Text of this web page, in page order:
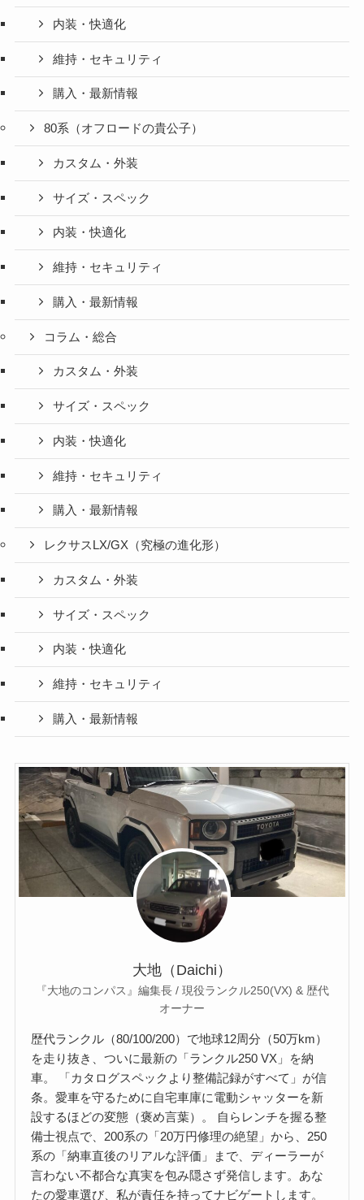
内装・快適化
維持・セキュリティ
購入・最新情報
80系（オフロードの貴公子）
カスタム・外装
サイズ・スペック
内装・快適化
維持・セキュリティ
購入・最新情報
コラム・総合
カスタム・外装
サイズ・スペック
内装・快適化
維持・セキュリティ
購入・最新情報
レクサスLX/GX（究極の進化形）
カスタム・外装
サイズ・スペック
内装・快適化
維持・セキュリティ
購入・最新情報
大地（Daichi）
『大地のコンパス』編集長 / 現役ランクル250(VX) & 歴代
オーナー
歴代ランクル（80/100/200）で地球12周分（50万km）
を走り抜き、ついに最新の「ランクル250 VX」を納
車。 「カタログスペックより整備記録がすべて」が信
条。愛車を守るために自宅車庫に電動シャッターを新
設するほどの変態（褒め言葉）。 自らレンチを握る整
備士視点で、200系の「20万円修理の絶望」から、250
系の「納車直後のリアルな評価」まで、ディーラーが
言わない不都合な真実を包み隠さず発信します。あな
たの愛車選び、私が責任を持ってナビゲートします。